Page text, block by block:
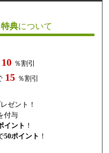
典について
10 ％割引
15 ％割引
ゼント！
付与
イント ！
50ポイント ！